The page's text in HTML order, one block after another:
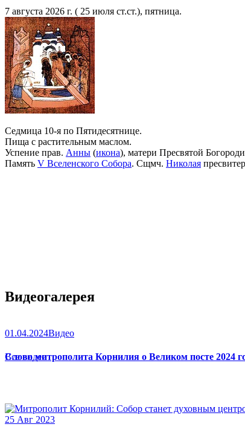
7 августа 2026 г. ( 25 июля ст.ст.), пятница.
Седмица 10-я по Пятидесятнице.
Пища с растительным маслом.
Успение прав. Анны (икона), матери Пресвятой
Память V Вселенского Собора. Сщмч. Николая
Видеогалерея
01.04.2024Видео
Слово митрополита Корнилия о Великом посте 2024
Все видео
25 Авг 2023